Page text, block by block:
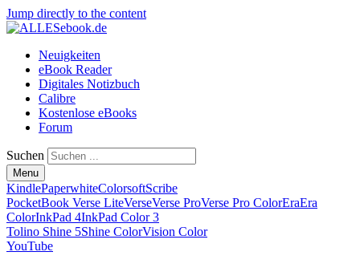
Jump directly to the content
Neuigkeiten
eBook Reader
Digitales Notizbuch
Calibre
Kostenlose eBooks
Forum
Suchen
Menu
KindlePaperwhiteColorsoftScribe
PocketBook Verse LiteVerseVerse ProVerse Pro ColorEraEra
ColorInkPad 4InkPad Color 3
Tolino Shine 5Shine ColorVision Color
YouTube